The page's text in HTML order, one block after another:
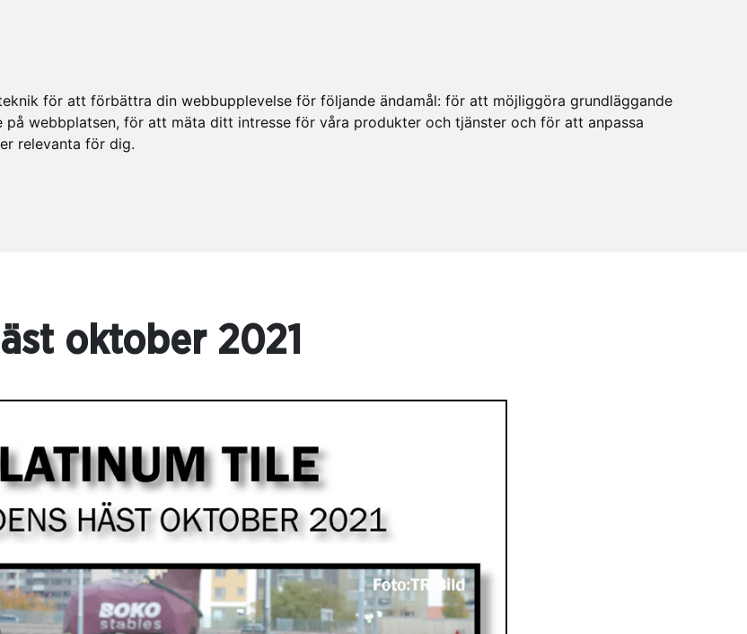
för att förbättra din webbupplevelse för följande ändamål: för att möjliggöra grundläggande
på webbplatsen, för att mäta ditt intresse för våra produkter och tjänster och för att anpassa
relevanta för dig.
oktober 2021